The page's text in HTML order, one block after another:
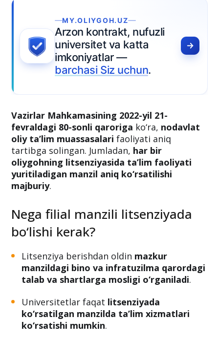
MY.OLIYGOH.UZ
Arzon kontrakt, nufuzli
universitet va katta
imkoniyatlar —
barchasi Siz uchun.
Vazirlar Mahkamasining 2022-yil 21-
fevraldagi 80-sonli qarorigako‘ra,nodavlat
oliy ta’lim muassasalarifaoliyati aniq
tartibga solingan. Jumladan,
yuritiladigan manzil aniq ko‘rsatilishi
majburiy .
bo‘lishi kerak?
manzildagi bino va infratuzilma qarordagi
talab va shartlarga mosligi o‘rganiladi